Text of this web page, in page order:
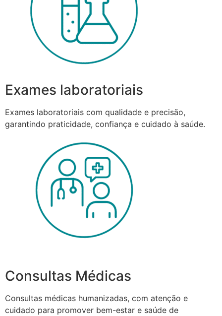
Exames laboratoriais
Exames laboratoriais com qualidade e precisão,
garantindo praticidade, confiança e cuidado à saúde.
Consultas Médicas
Consultas médicas humanizadas, com atenção e
cuidado para promover bem-estar e saúde de